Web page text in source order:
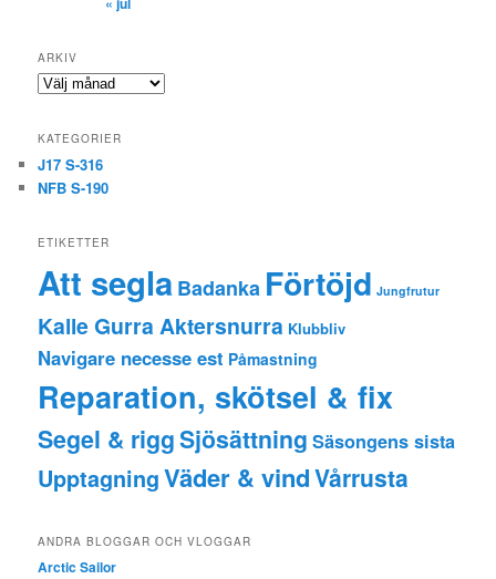
ARKIV
Arkiv
KATEGORIER
J17 S-316
NFB S-190
ETIKETTER
Att seglaBadanka Förtöjd Jungfrutur
Kalle Gurra Aktersnurra Klubbliv
Navigare necesse est Påmastning
Reparation, skötsel & fix
Segel & riggSjösättning Säsongens sista
UpptagningVäder & vindVårrusta
ANDRA BLOGGAR OCH VLOGGAR
Arctic Sailor